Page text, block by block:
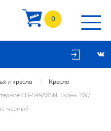
0
и кресла Кресло
CH-599AXSN, Ткань TW/
черный